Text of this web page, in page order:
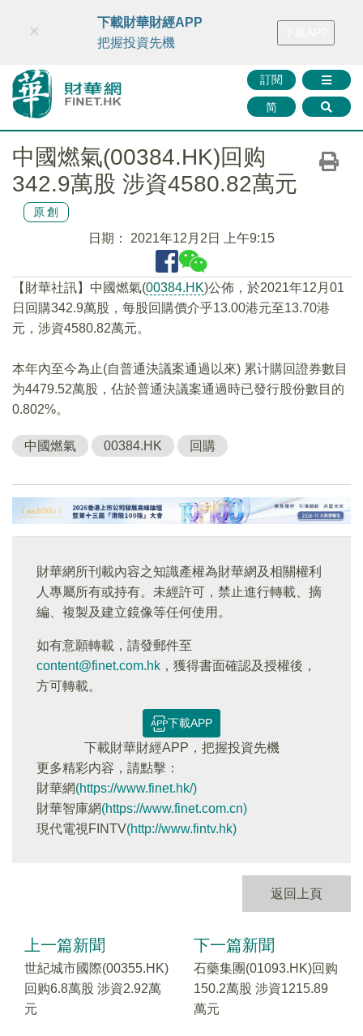
財華智庫網 FINTV FINMETA 財華證券 媒體矩陣
訂閱
简
×
下載財華財經APP
把握投資先機
中國燃氣(00384.HK)回购
342.9萬股 涉資4580.82萬元
原創
日期： 2021年12月2日 上午9:15
【財華社訊】中國燃氣(00384.HK)公佈，於2021年12月01
日回購342.9萬股，每股回購價介乎13.00港元至13.70港
元，涉資4580.82萬元。
本年內至今為止(自普通決議案通過以來) 累计購回證券數目
为4479.52萬股，佔於普通決議案通過時已發行股份數目的
0.802%。
中國燃氣 00384.HK 回購
財華網所刊載內容之知識產權為財華網及相關權利
人專屬所有或持有。未經許可，禁止進行轉載、摘
編、複製及建立鏡像等任何使用。
如有意願轉載，請發郵件至
content@finet.com.hk ，獲得書面確認及授權後，
方可轉載。
下載APP
下載財華財經APP，把握投資先機
更多精彩内容，請點擊：
財華網(https://www.finet.hk/)
財華智庫網(https://www.finet.com.cn)
現代電視FINTV(http://www.fintv.hk)
返回上頁
上一篇新聞
世紀城市國際(00355.HK)
回购6.8萬股 涉資2.92萬
元
下一篇新聞
石藥集團(01093.HK)回购
150.2萬股 涉資1215.89
萬元